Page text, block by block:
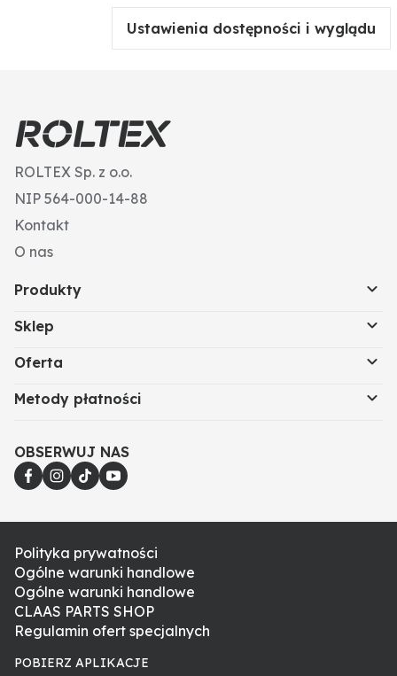
Ustawienia dostępności i wyglądu
ROLTEX Sp. z o.o.
NIP 564-000-14-88
Kontakt
O nas
Produkty
Sklep
Oferta
Metody płatności
OBSERWUJ NAS
Polityka prywatności
Ogólne warunki handlowe
Ogólne warunki handlowe
CLAAS PARTS SHOP
Regulamin ofert specjalnych
POBIERZ APLIKACJE